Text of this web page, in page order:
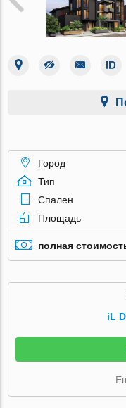
Город
Тип
Спален
Площадь
полная
iL